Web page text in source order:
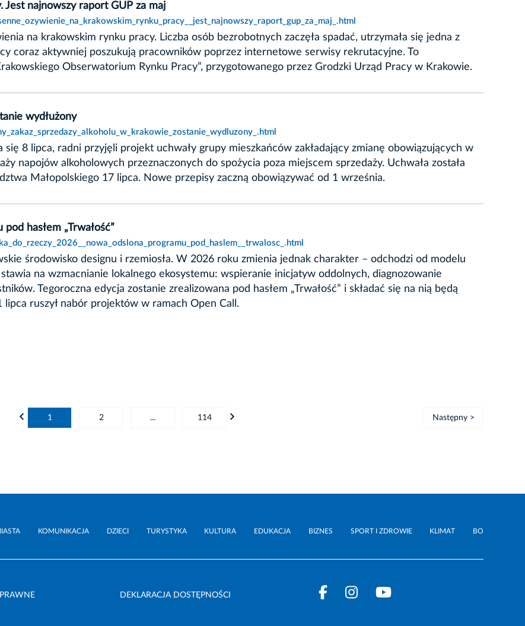
najnowszy raport GUP za maj
na krakowskim rynku pracy. Liczba osób bezrobotnych zaczęła spadać, utrzymała się jedna z
coraz aktywniej poszukują pracowników poprzez internetowe serwisy rekrutacyjne. To
Obserwatorium Rynku Pracy”, przygotowanego przez Grodzki Urząd Pracy w Krakowie.
wydłużony
się 8 lipca, radni przyjęli projekt uchwały grupy mieszkańców zakładający zmianę obowiązujących w
napojów alkoholowych przeznaczonych do spożycia poza miejscem sprzedaży. Uchwała została
Małopolskiego 17 lipca. Nowe przepisy zaczną obowiązywać od 1 września.
hasłem „Trwałość”
środowisko designu i rzemiosła. W 2026 roku zmienia jednak charakter – odchodzi od modelu
na wzmacnianie lokalnego ekosystemu: wspieranie inicjatyw oddolnych, diagnozowanie
Tegoroczna edycja zostanie zrealizowana pod hasłem „Trwałość” i składać się na nią będą
ruszył nabór projektów w ramach Open Call.
1 2 ... 114 Następny >
KOMUNIKACJA DZIECI TURYSTYKA KULTURA EDUKACJA BIZNES SPORT I ZDROWIE KLIMAT BO
DEKLARACJA DOSTĘPNOŚCI